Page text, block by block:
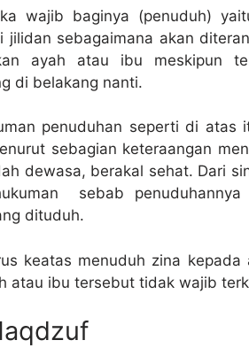
wajib baginya (penuduh)
jilidan sebagaimana akan
ayah atau ibu meskipun
di belakang nanti.
penuduhan seperti di
sebagian keteraangan
dewasa, berakal sehat. Dari
sebab penuduhannya
dituduh.
keatas menuduh zina kepada
atau ibu tersebut tidak wajib